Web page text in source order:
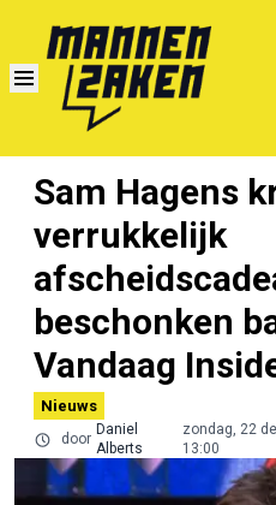
Sam Hagens
verrukkelijk
beschonken
Vandaag
Nieuws
door
Daniel
Alberts
zondag, 22
13:00